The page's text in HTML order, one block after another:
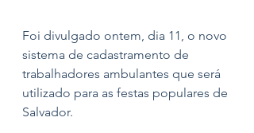
Foi divulgado ontem, dia 11, o novo
sistema de cadastramento de
trabalhadores ambulantes que será
utilizado para as festas populares de
Salvador.